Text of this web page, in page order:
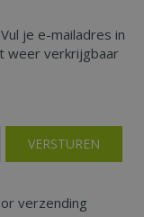
je e-mailadres in
weer verkrijgbaar
verzending